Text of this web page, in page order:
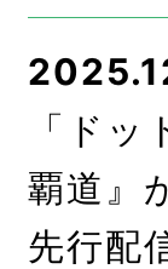
「ド
覇道』
先行配